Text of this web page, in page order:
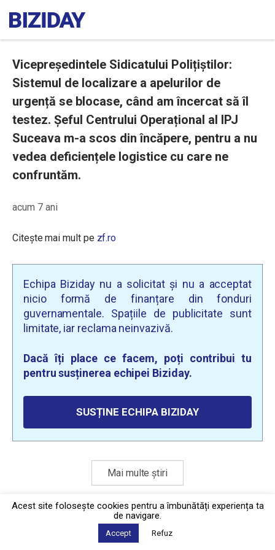
Vicepreședintele Sidicatului Polițiștilor:
Sistemul de localizare a apelurilor de
urgență se blocase, când am încercat să îl
testez. Șeful Centrului Operațional al IPJ
Suceava m-a scos din încăpere, pentru a nu
vedea deficiențele logistice cu care ne
confruntăm.
acum 7 ani
Citește mai mult pe zf.ro
Echipa Biziday nu a solicitat și nu a acceptat
nicio formă de finanțare din fonduri
guvernamentale. Spațiile de publicitate sunt
limitate, iar reclama neinvazivă.
Dacă îți place ce facem, poți contribui tu
pentru susținerea echipei Biziday.
SUSȚINE ECHIPA BIZIDAY
Mai multe știri
Politica de confidențialitate
2026 © Biziday
Acest site foloseşte cookies pentru a îmbunătăți experiența ta
de navigare.
Accept Refuz